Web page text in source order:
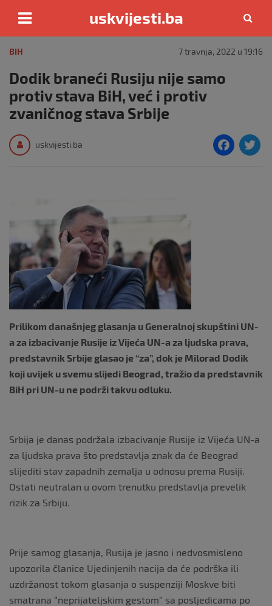
content
uskvijesti.ba
BIH 7 travnja, 2022 u 19:16
Dodik braneći Rusiju nije samo
protiv stava BiH, već i protiv
zvaničnog stava Srbije
uskvijesti.ba
F
Prilikom današnjeg glasanja u Generalnoj skupštini UN-
a za izbacivanje Rusije iz Vijeća UN-a za ljudska prava,
predstavnik Srbije glasao je “za”, dok je Milorad Dodik
koji uvijek u svemu slijedi Beograd, tražio da predstavnik
BiH pri UN-u ne podrži takvu odluku.
Srbija je danas podržala izbacivanje Rusije iz Vijeća UN-a
za ljudska prava što predstavlja znak da će Beograd
slijediti stav zapadnih zemalja u odnosu prema Rusiji.
Ostati neutralan u ovom trenutku predstavlja prevelik
rizik za Srbiju.
Prije samog glasanja, Rusija je jasno i nedvosmisleno
upozorila članice Ujedinjenih nacija da će podrška ili
uzdržanost tokom glasanja o suspenziji Moskve biti
smatrana “neprijateljskim gestom” sa posljedicama po